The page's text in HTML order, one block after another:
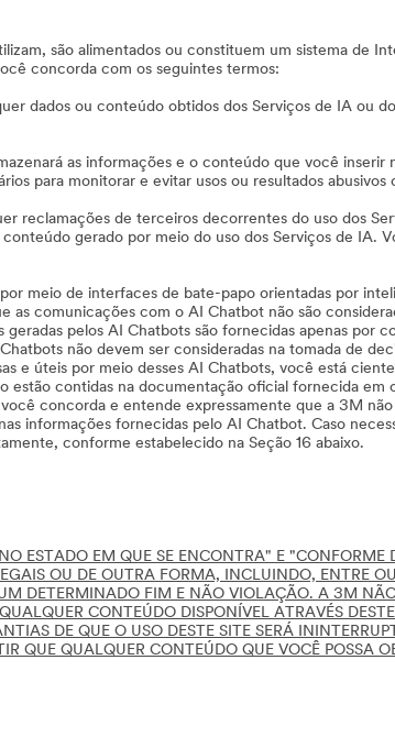
são alimentados ou constituem um sistema de
concorda com os seguintes termos:
dados ou conteúdo obtidos dos Serviços de IA ou
as informações e o conteúdo que você
para monitorar e evitar usos ou resultados
reclamações de terceiros decorrentes do uso dos
gerado por meio do uso dos Serviços de IA.
meio de interfaces de bate-papo orientadas por
comunicações com o AI Chatbot não são
geradas pelos AI Chatbots são fornecidas apenas
não devem ser consideradas na tomada de
e úteis por meio desses AI Chatbots, você está
estão contidas na documentação oficial fornecida
concorda e entende expressamente que a 3M
informações fornecidas pelo AI Chatbot. Caso
conforme estabelecido na Seção 16 abaixo.
ESTADO EM QUE SE ENCONTRA" E
OU DE OUTRA FORMA, INCLUINDO, ENTRE
DETERMINADO FIM E NÃO VIOLAÇÃO. A 3M
CONTEÚDO DISPONÍVEL ATRAVÉS
DE QUE O USO DESTE SITE SERÁ
QUE QUALQUER CONTEÚDO QUE VOCÊ POSSA